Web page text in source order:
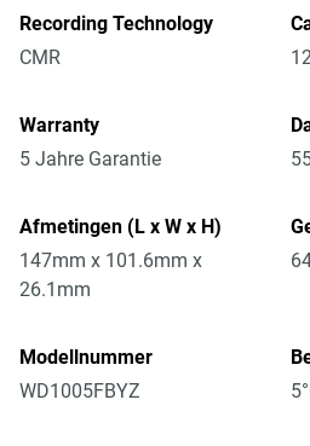
Recording Technology
CMR
Warranty
5 Jahre Garantie
Afmetingen (L x W x H)
147mm x 101.6mm x
26.1mm
Modellnummer
WD1005FBYZ